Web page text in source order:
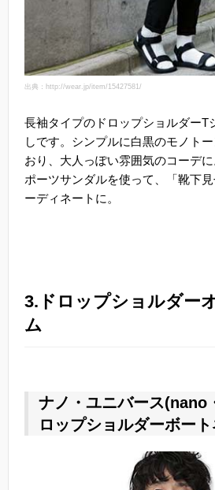
出典：http://wear.jp/item/15427581/
長袖タイプのドロップショルダーT
しです。シンプルに白黒のモノト
おり、大人っぽい雰囲気のコーデ
ポーツサンダルを使って、「靴下
ーディネートに。
3.ドロップショルダー
ム
ナノ・ユニバース(nano
ロップショルダーボー